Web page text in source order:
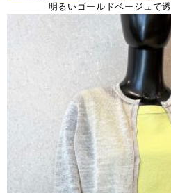
明るいゴールドベージュで